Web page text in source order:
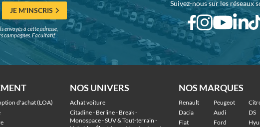
JE M'INSCRIS
à cette adresse,
campagnes. Facultatif,
Suivez-nous sur les réseaux
d'achat (LOA)
NOS UNIVERS
Achat voiture
Citadine - Berline - Break -
Monospace - SUV & Tout-terrain -
NOS MARQUES
Renault Peugeot
Dacia
Audi
DS
Fiat
Ford